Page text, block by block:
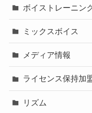
ボイストレーニン
ミックスボイス
メディア情報
ライセンス保持加
リズム